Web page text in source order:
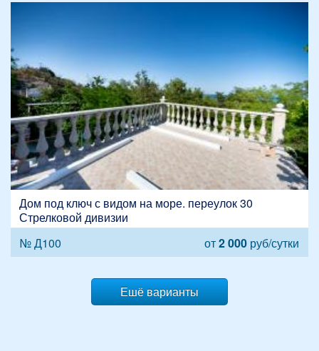
Дом под ключ с видом на море. переулок 30
Стрелковой дивизии
№ Д100
от2 000 руб/сутки
Ешё варианты